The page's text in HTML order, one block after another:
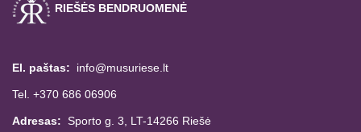
RIEŠĖS BENDRUOMENĖ
El. paštas: info@musuriese.lt
Tel. +370 686 06906
Adresas: Sporto g. 3, LT-14266 Riešė